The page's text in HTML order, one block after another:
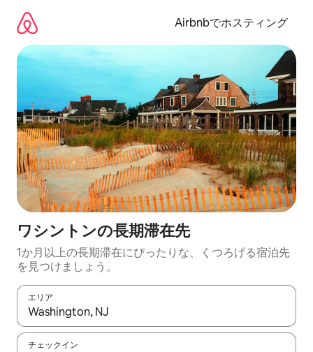
Airbnbでホスティング
ワシントンの長期滞在先
1か月以上の長期滞在にぴったりな、くつろげる宿泊先
を見つけましょう。
エリア
検索結果が表示されたら、上下の矢印キーを使って移動するか
チェックイン